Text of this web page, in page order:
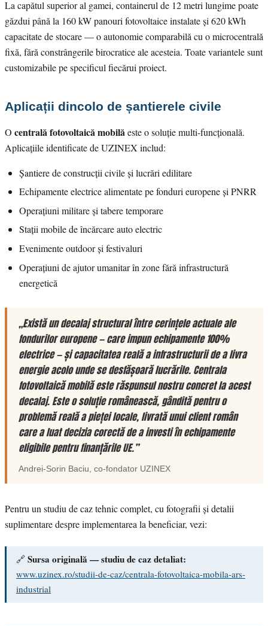
La capătul superior al gamei, containerul de 12 metri lungime poate
găzdui până la 160 kW panouri fotovoltaice instalate și 620 kWh
capacitate de stocare — o autonomie comparabilă cu o microcentrală
fixă, fără constrângerile birocratice ale acesteia. Toate variantele sunt
customizabile pe specificul fiecărui proiect.
Aplicații dincolo de șantierele civile
O centrală fotovoltaică mobilăeste o soluție multi-funcțională.
Aplicațiile identificate de UZINEX includ:
Șantiere de construcții civile și lucrări edilitare
Echipamente electrice alimentate pe fonduri europene și PNRR
Operațiuni militare și tabere temporare
Stații mobile de încărcare auto electric
Evenimente outdoor și festivaluri
Operațiuni de ajutor umanitar în zone fără infrastructură
energetică
„Există un decalaj structural între cerințele actuale ale
fondurilor europene — care impun echipamente 100%
electrice — și capacitatea reală a infrastructurii de a livra
energie acolo unde se desfășoară lucrările. Centrala
fotovoltaică mobilă este răspunsul nostru concret la acest
decalaj. Este o soluție românească, gândită pentru o
problemă reală a pieței locale, livrată unui client român
care a luat decizia corectă de a investi în echipamente
eligibile pentru finanțările UE.”
Andrei-Sorin Baciu, co-fondator UZINEX
Pentru un studiu de caz tehnic complet, cu fotografii și detalii
suplimentare despre implementarea la beneficiar, vezi:
🔗 Sursa originală — studiu de caz detaliat:
www.uzinex.ro/studii-de-caz/centrala-fotovoltaica-mobila-ars-
industrial